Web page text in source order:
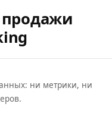
продажи
ни метрики, ни